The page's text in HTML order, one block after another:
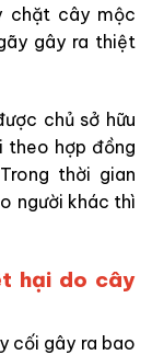
chặt cây mộc
gây ra thiệt
chủ sở hữu
theo hợp đồng
thời gian
người khác thì
hại do cây
cối gây ra bao